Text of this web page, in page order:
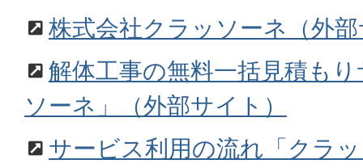
株式会社クラッソーネ（外
解体工事の無料一括見積も
ソーネ」（外部サイト）
サービス利用の流れ「クラ